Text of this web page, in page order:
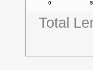
0
Total